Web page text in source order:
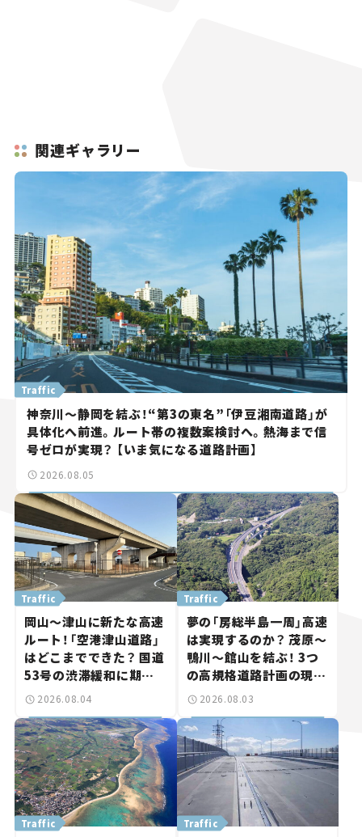
関連ギャラリー
Traffic
神奈川～静岡を結ぶ！“第3の東名”「伊豆湘南道路」が
具体化へ前進。ルート帯の複数案検討へ。熱海まで信
号ゼロが実現？ 【いま気になる道路計画】
2026.08.05
Traffic
岡山～津山に新たな高速
ルート！「空港津山道路」
はどこまでできた？ 国道
53号の渋滞緩和に期待。
岡山市側でも動きが【い
2026.08.04
Traffic
夢の「房総半島一周」高速
は実現するのか？ 茂原～
鴨川～館山を結ぶ！ 3つ
の高規格道路計画の現
状。「館山鴨川道路」で検
路計画】
2026.08.03
Traffic Traffic